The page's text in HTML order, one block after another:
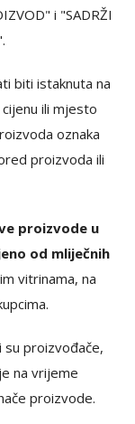
i "SADRŽI
biti istaknuta na
ili mjesto
oznaka
proizvoda ili
proizvode u
od mliječnih
vitrinama, na
su proizvođače,
na vrijeme
proizvode.